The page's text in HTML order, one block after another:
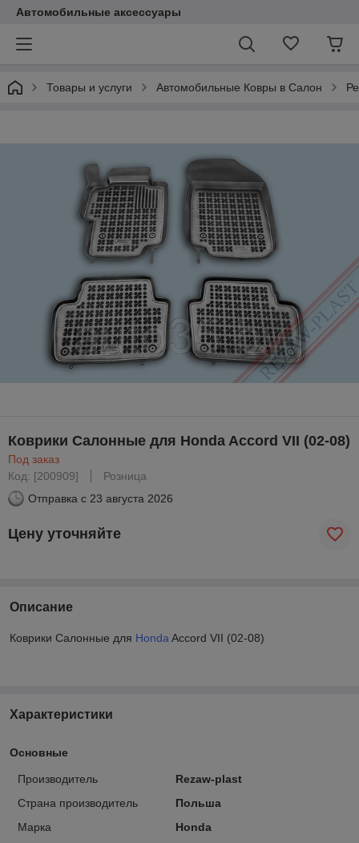
Автомобильные аксессуары
Товары и услуги Автомобильные Ковры в Салон
Коврики Салонные для Honda Accord VII (02-08)
Под заказ
Код: [200909]
Розница
Отправка с 23 августа 2026
Цену уточняйте
Описание
Коврики Салонные для Honda Accord VII (02-08)
Характеристики
Основные
Производитель
Rezaw-plast
Страна производитель
Польша
Марка
Honda